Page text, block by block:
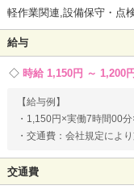
軽作業関連,設備保守・点
給与
時給 1,150円 ～ 1,200
【給与例】
・1,150円×実働7時間00
・交通費：会社規定によ
交通費